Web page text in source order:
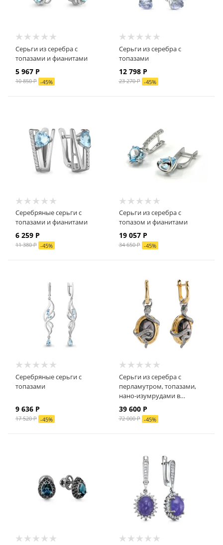
Серьги из серебра с
топазами и фианитами
5 967 Р
10 850Р -45%
Серьги из серебра с
топазами
12 798Р
23 270Р -45%
Серебряные серьги с
топазами и фианитами
6 259 Р
11 380Р -45%
Серьги из серебра с
топазом и фианитами
19 057Р
34 650Р -45%
Серебряные серьги с
топазами
9 636 Р
17 520Р -45%
Серьги из серебра с
перламутром, топазами,
нано-изумрудами в
позолоте
39 600Р
72 000Р -45%